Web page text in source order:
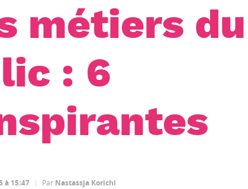
métiers du
: 6
à 15:47 Par Nastassja Korichi